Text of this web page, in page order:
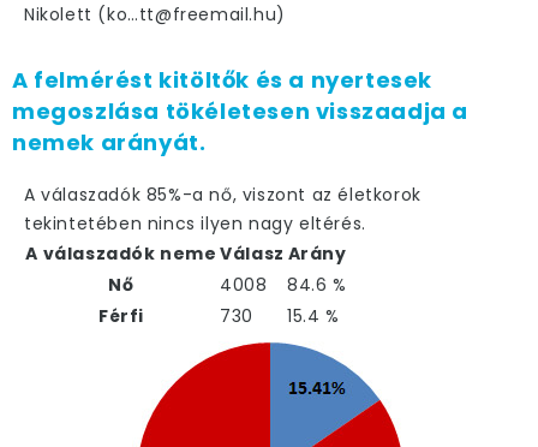
Nikolett (ko…tt@freemail.hu)
A felmérést kitöltők és a nyertesek
megoszlása tökéletesen visszaadja a
nemek arányát.
A válaszadók 85%-a nő, viszont az életkorok
tekintetében nincs ilyen nagy eltérés.
A válaszadók neme Válasz Arány
Nő
4008
84.6 %
Férfi
730 15.4 %